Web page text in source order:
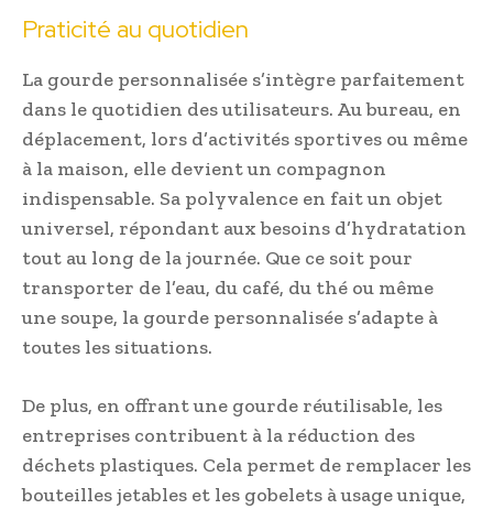
Praticité au quotidien
La gourde personnalisée s’intègre parfaitement
dans le quotidien des utilisateurs. Au bureau, en
déplacement, lors d’activités sportives ou même
à la maison, elle devient un compagnon
indispensable. Sa polyvalence en fait un objet
universel, répondant aux besoins d’hydratation
tout au long de la journée. Que ce soit pour
transporter de l’eau, du café, du thé ou même
une soupe, la gourde personnalisée s’adapte à
toutes les situations.
De plus, en offrant une gourde réutilisable, les
entreprises contribuent à la réduction des
déchets plastiques. Cela permet de remplacer les
bouteilles jetables et les gobelets à usage unique,